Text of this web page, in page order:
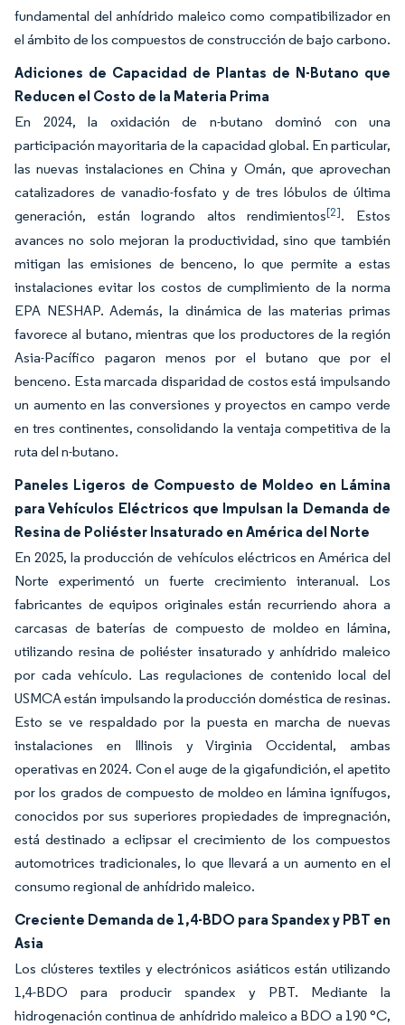
fundamental del anhídrido maleico como compatibilizador en
el ámbito de los compuestos de construcción de bajo carbono.
Adiciones de Capacidad de Plantas de N-Butano que
Reducen el Costo de la Materia Prima
En 2024, la oxidación de n-butano dominó con una
participación mayoritaria de la capacidad global. En particular,
las nuevas instalaciones en China y Omán, que aprovechan
catalizadores de vanadio-fosfato y de tres lóbulos de última
generación, están logrando altos rendimientos[2]. Estos
avances no solo mejoran la productividad, sino que también
mitigan las emisiones de benceno, lo que permite a estas
instalaciones evitar los costos de cumplimiento de la norma
EPA NESHAP. Además, la dinámica de las materias primas
favorece al butano, mientras que los productores de la región
Asia-Pacífico pagaron menos por el butano que por el
benceno. Esta marcada disparidad de costos está impulsando
un aumento en las conversiones y proyectos en campo verde
en tres continentes, consolidando la ventaja competitiva de la
ruta del n-butano.
Paneles Ligeros de Compuesto de Moldeo en Lámina
para Vehículos Eléctricos que Impulsan la Demanda de
Resina de Poliéster Insaturado en América del Norte
En 2025, la producción de vehículos eléctricos en América del
Norte experimentó un fuerte crecimiento interanual. Los
fabricantes de equipos originales están recurriendo ahora a
carcasas de baterías de compuesto de moldeo en lámina,
utilizando resina de poliéster insaturado y anhídrido maleico
por cada vehículo. Las regulaciones de contenido local del
USMCA están impulsando la producción doméstica de resinas.
Esto se ve respaldado por la puesta en marcha de nuevas
instalaciones en Illinois y Virginia Occidental, ambas
operativas en 2024. Con el auge de la gigafundición, el apetito
por los grados de compuesto de moldeo en lámina ignífugos,
conocidos por sus superiores propiedades de impregnación,
está destinado a eclipsar el crecimiento de los compuestos
automotrices tradicionales, lo que llevará a un aumento en el
consumo regional de anhídrido maleico.
Creciente Demanda de 1,4-BDO para Spandex y PBT en
Asia
Los clústeres textiles y electrónicos asiáticos están utilizando
1,4-BDO para producir spandex y PBT. Mediante la
hidrogenación continua de anhídrido maleico a BDO a 190 °C,